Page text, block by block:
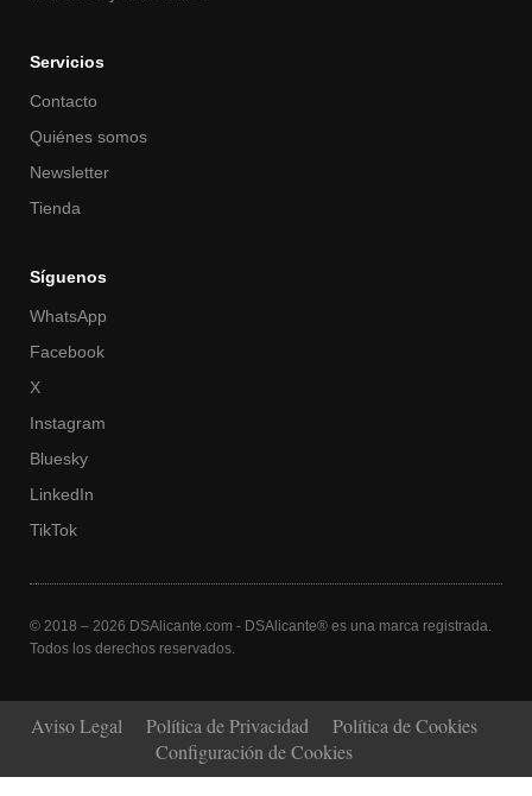
Servicios
Contacto
Quiénes somos
Newsletter
Tienda
Síguenos
WhatsApp
Facebook
X
Instagram
Bluesky
LinkedIn
TikTok
© 2018 – 2026 DSAlicante.com - DSAlicante® es una marca registrada.
Todos los derechos reservados.
Aviso Legal Política de Privacidad
Política de Cookies
Configuración de Cookies